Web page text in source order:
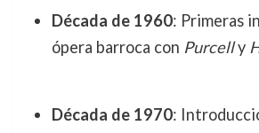
Década de 1960: Primeras
ópera barroca con Purcelly
Década de 1970: